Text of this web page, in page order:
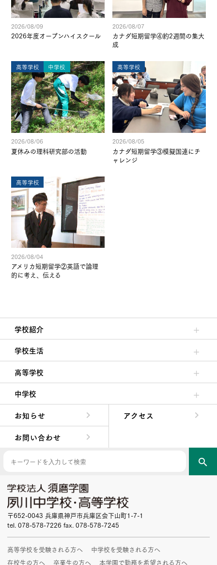
2026/08/09
2026年度オープンハイスクール
2026/08/07
カナダ短期留学④約2週間の集大
成
高等学校 中学校
2026/08/06
夏休みの理科研究部の活動
高等学校
2026/08/05
カナダ短期留学③模擬国連にチ
ャレンジ
高等学校
2026/08/04
アメリカ短期留学②英語で論理
的に考え、伝える
学校紹介
理事長/学園長メッセージ
安心して任せられる学校
沿革
施設・設備
大学合格実績
学校生活
クラブ活動・生徒会活動
夙川ブログ
制服紹介
夙川カレンダー
高等学校
高校校長からの挨拶
高校の教育方針／特色
特進コース／進学コース
年間行事
先輩たちの声・生徒たちの声
中学校
中学校長からの挨拶
中学校の教育方針／特色
Aコース／Bコース
年間行事
先輩たちの声・生徒たちの声
お知らせ
アクセス
お問い合わせ
search
〒652-0043 兵庫県神戸市兵庫区会下山町1-7-1
tel. 078-578-7226 fax. 078-578-7245
高等学校を受験される方へ
中学校を受験される方へ
在校生の方へ
卒業生の方へ 本学園で勤務を希望される方へ